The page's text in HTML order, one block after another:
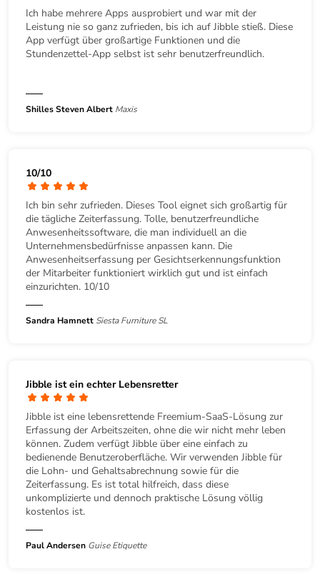
Ich habe mehrere Apps ausprobiert und war mit der
Leistung nie so ganz zufrieden, bis ich auf Jibble stieß. Diese
App verfügt über großartige Funktionen und die
Stundenzettel-App selbst ist sehr benutzerfreundlich.
Shilles Steven Albert Maxis
10/10
Ich bin sehr zufrieden. Dieses Tool eignet sich großartig für
die tägliche Zeiterfassung. Tolle, benutzerfreundliche
Anwesenheitssoftware, die man individuell an die
Unternehmensbedürfnisse anpassen kann. Die
Anwesenheitserfassung per Gesichtserkennungsfunktion
der Mitarbeiter funktioniert wirklich gut und ist einfach
einzurichten. 10/10
Sandra Hamnett Siesta Furniture SL
Jibble ist ein echter Lebensretter
Jibble ist eine lebensrettende Freemium-SaaS-Lösung zur
Erfassung der Arbeitszeiten, ohne die wir nicht mehr leben
können. Zudem verfügt Jibble über eine einfach zu
bedienende Benutzeroberfläche. Wir verwenden Jibble für
die Lohn- und Gehaltsabrechnung sowie für die
Zeiterfassung. Es ist total hilfreich, dass diese
unkomplizierte und dennoch praktische Lösung völlig
kostenlos ist.
Paul Andersen Guise Etiquette